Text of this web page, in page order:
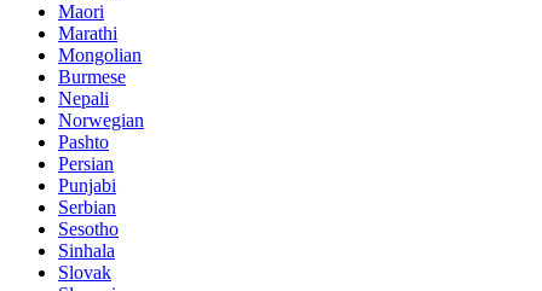
Maori
Marathi
Mongolian
Burmese
Nepali
Norwegian
Pashto
Persian
Punjabi
Serbian
Sesotho
Sinhala
Slovak